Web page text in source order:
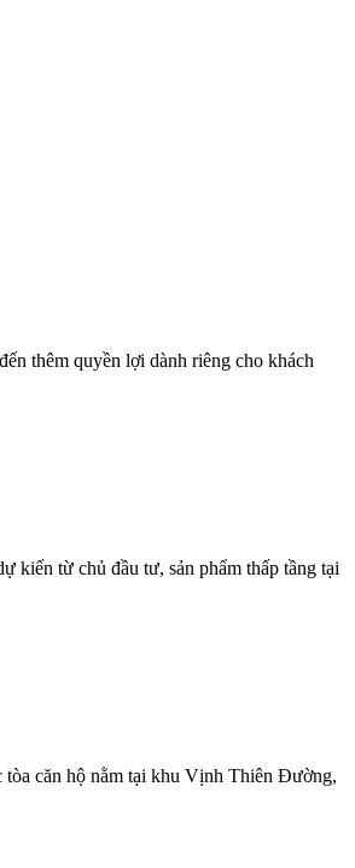
thêm quyền lợi dành riêng cho khách
kiến từ chủ đầu tư, sản phẩm thấp tầng tại
tòa căn hộ nằm tại khu Vịnh Thiên Đường,